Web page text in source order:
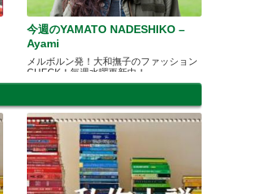
今週のYAMATO NADESHIKO –
Ayami
メルボルン発！大和撫子のファッション
CHECK！毎週水曜更新中！